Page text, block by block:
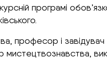
програмі
і завідувач
мистецтвознавства,